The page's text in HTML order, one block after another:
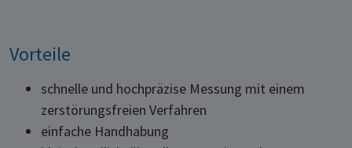
Vorteile
schnelle und hochpräzise Messung mit einem
zerstörungsfreien Verfahren
einfache Handhabung